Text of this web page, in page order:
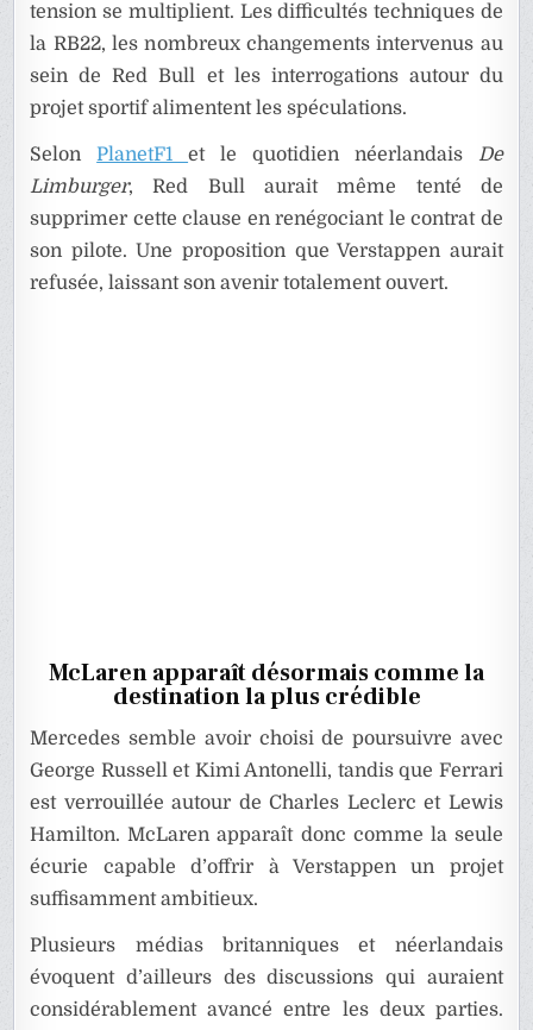
tension se multiplient. Les difficultés techniques de
la RB22, les nombreux changements intervenus au
sein de Red Bull et les interrogations autour du
projet sportif alimentent les spéculations.
SelonPlanetF1et le quotidien néerlandais De
Limburger, Red Bull aurait même tenté de
supprimer cette clause en renégociant le contrat de
son pilote. Une proposition que Verstappen aurait
refusée, laissant son avenir totalement ouvert.
McLaren apparaît désormais comme la
destination la plus crédible
Mercedes semble avoir choisi de poursuivre avec
George Russell et Kimi Antonelli, tandis que Ferrari
est verrouillée autour de Charles Leclerc et Lewis
Hamilton. McLaren apparaît donc comme la seule
écurie capable d’offrir à Verstappen un projet
suffisamment ambitieux.
Plusieurs médias britanniques et néerlandais
évoquent d’ailleurs des discussions qui auraient
considérablement avancé entre les deux parties.